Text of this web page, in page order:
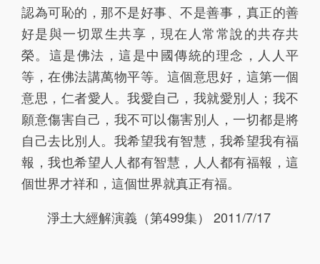
認為可恥的，那不是好事、不是善事，真正的善
好是與一切眾生共享，現在人常常說的共存共
榮。這是佛法，這是中國傳統的理念，人人平
等，在佛法講萬物平等。這個意思好，這第一個
意思，仁者愛人。我愛自己，我就愛別人；我不
願意傷害自己，我不可以傷害別人，一切都是將
自己去比別人。我希望我有智慧，我希望我有福
報，我也希望人人都有智慧，人人都有福報，這
個世界才祥和，這個世界就真正有福。
淨土大經解演義（第499集） 2011/7/17